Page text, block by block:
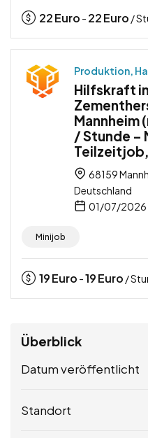
22Euro - 22Euro /
Produktion,
Hilfskraft
Mannheim
/ Stunde –
68159
Deutschland
01/07/2026
Minijob
19Euro -19Euro /
Überblick
Datum veröffentlicht
Standort